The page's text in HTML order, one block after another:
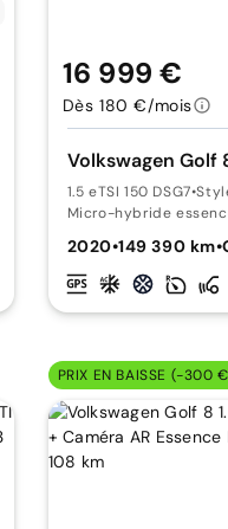
Volkswagen Golf
1.5 eTSI 150 DSG7•
Micro-hybride
2020•149 390 km•
16 999 €
Dès 180 €/mois
PRIX EN BAISSE (-300